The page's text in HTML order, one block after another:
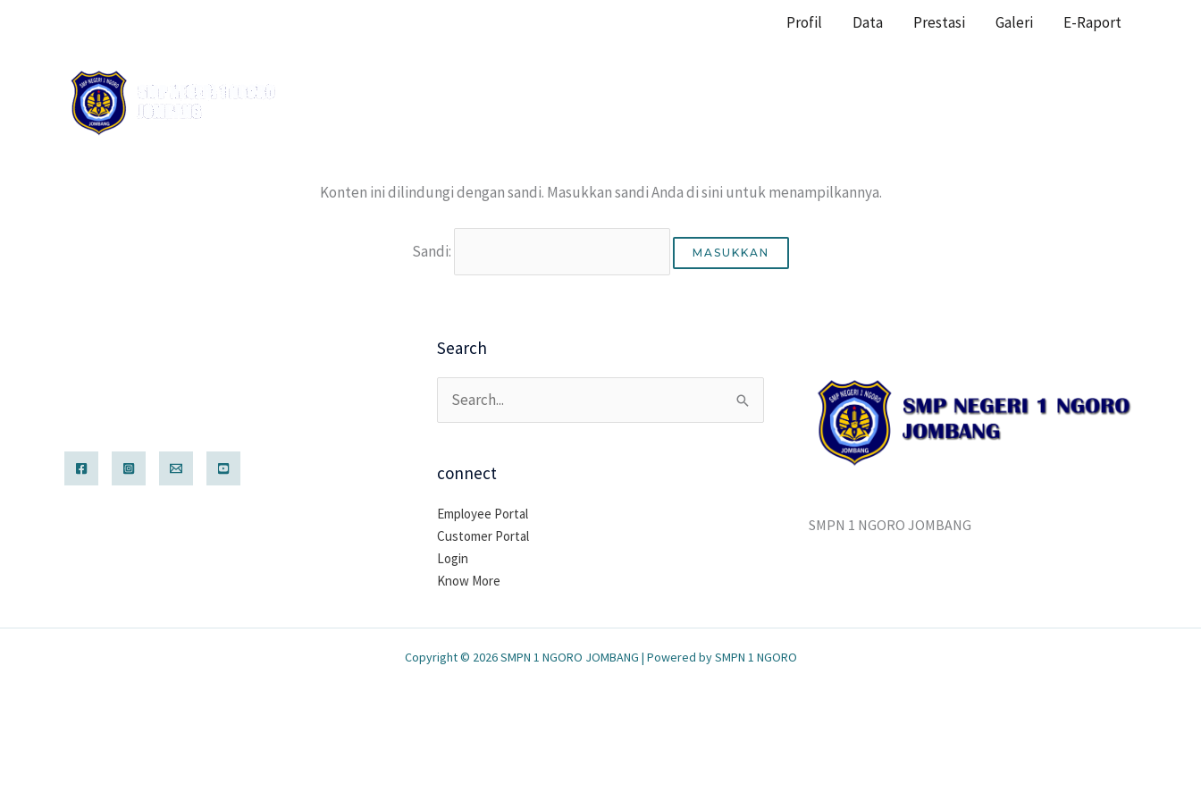
Profil Data Prestasi Galeri E-Raport
Konten ini dilindungi dengan sandi. Masukkan sandi Anda di sini untuk menampilkannya.
Sandi:
Search
Cari
untuk:
connect
Employee Portal
Customer Portal
Login
Know More
SMPN 1 NGORO JOMBANG
Copyright © 2026 SMPN 1 NGORO JOMBANG | Powered by SMPN 1 NGORO